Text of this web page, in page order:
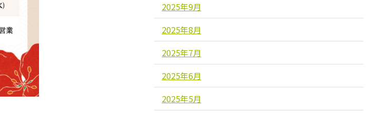
2025年9月
2025年8月
2025年7月
2025年6月
2025年5月